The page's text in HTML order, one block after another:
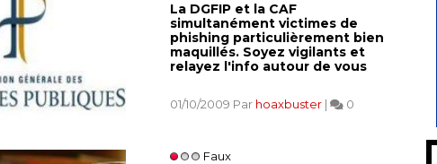
La DGFIP et la CAF
simultanément victimes de
phishing particulièrement bien
maquillés. Soyez vigilants et
relayez l'info autour de vous
01/10/2009 Par hoaxbuster | 0
Faux